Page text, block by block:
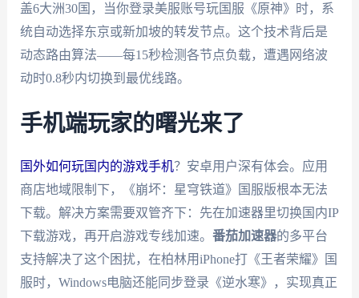
盖6大洲30国，当你登录美服账号玩国服《原神》时，系
统自动选择东京或新加坡的转发节点。这个技术背后是
动态路由算法——每15秒检测各节点负载，遭遇网络波
动时0.8秒内切换到最优线路。
手机端玩家的曙光来了
国外如何玩国内的游戏手机？安卓用户深有体会。应用
商店地域限制下，《崩坏：星穹铁道》国服版根本无法
下载。解决方案需要双管齐下：先在加速器里切换国内IP
下载游戏，再开启游戏专线加速。 番茄加速器的多平台
支持解决了这个困扰，在柏林用iPhone打《王者荣耀》国
服时，Windows电脑还能同步登录《逆水寒》，实现真正